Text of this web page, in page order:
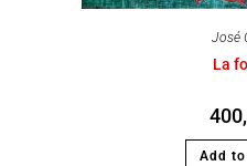
José
La
Add